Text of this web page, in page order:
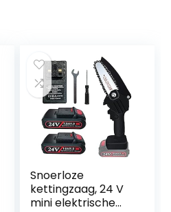
Snoerloze
kettingzaag, 24 V
mini elektrische